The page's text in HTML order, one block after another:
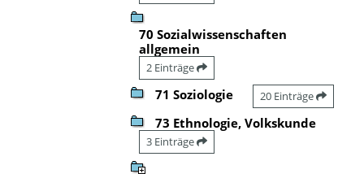
70 Sozialwissenschaften
allgemein
2 Einträge
71 Soziologie 20 Einträge
73 Ethnologie, Volkskunde
3 Einträge